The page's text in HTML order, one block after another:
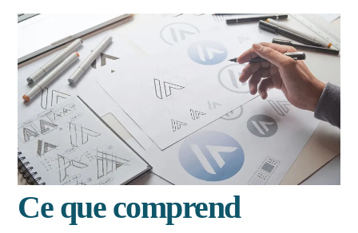
Ce que comprend